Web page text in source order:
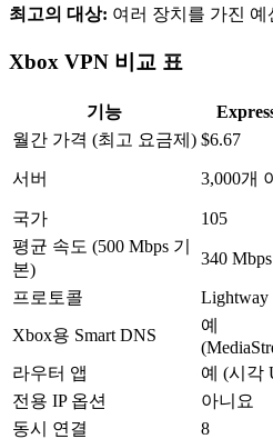
최고의 대상: 여러 장치를 가진
Xbox VPN 비교 표
기능
월간 가격 (최고 요금제) $6.67
서버 3,000개
국가
105
평균 속도 (500 Mbps 기
본)
340 Mbps
프로토콜 Lightway
Xbox용 Smart DNS
예
라우터 앱
예 (시각
전용 IP 옵션
아니요
동시 연결
8